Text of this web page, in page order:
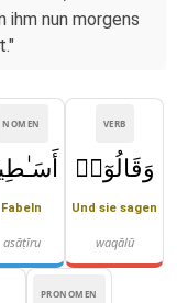
ihm nun morgens
VERB
وَقَالُوٓا۟
Und sie sagen
waqālū
NOMEN
Fabeln
asāṭīru
PRONOMEN